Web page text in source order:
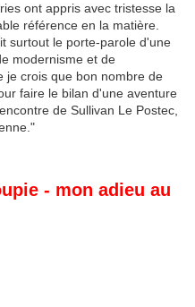
ont appris avec tristesse la
référence en la matière.
surtout le porte-parole d'une
modernisme et de
je crois que bon nombre de
faire le bilan d'une aventure
de Sullivan Le Postec,
- mon adieu au